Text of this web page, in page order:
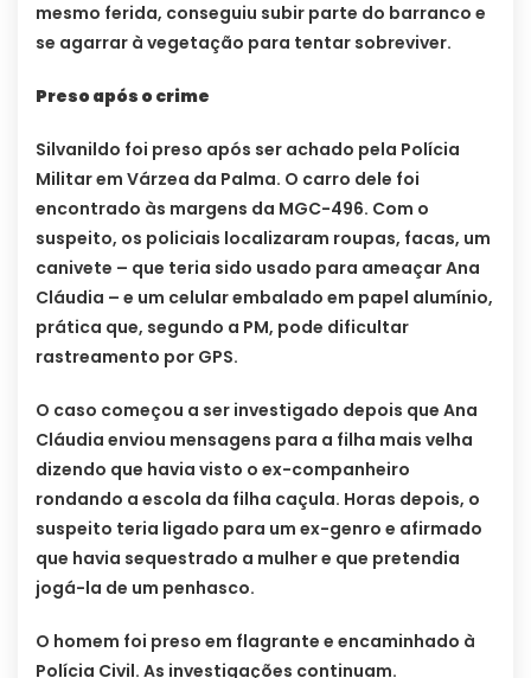
mesmo ferida, conseguiu subir parte do barranco e
se agarrar à vegetação para tentar sobreviver.
Preso após o crime
Silvanildo foi preso após ser achado pela Polícia
Militar em Várzea da Palma. O carro dele foi
encontrado às margens da MGC-496. Com o
suspeito, os policiais localizaram roupas, facas, um
canivete – que teria sido usado para ameaçar Ana
Cláudia – e um celular embalado em papel alumínio,
prática que, segundo a PM, pode dificultar
rastreamento por GPS.
O caso começou a ser investigado depois que Ana
Cláudia enviou mensagens para a filha mais velha
dizendo que havia visto o ex-companheiro
rondando a escola da filha caçula. Horas depois, o
suspeito teria ligado para um ex-genro e afirmado
que havia sequestrado a mulher e que pretendia
jogá-la de um penhasco.
O homem foi preso em flagrante e encaminhado à
Polícia Civil. As investigações continuam.